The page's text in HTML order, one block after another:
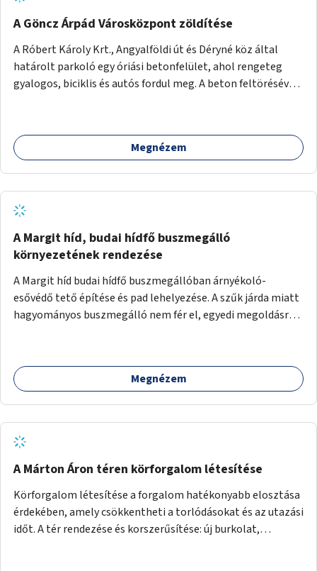
A Göncz Árpád Városközpont zöldítése
A Róbert Károly Krt., Angyalföldi út és Déryné köz által
határolt parkoló egy óriási betonfelület, ahol rengeteg
gyalogos, biciklis és autós fordul meg. A beton feltörésével,
menti járda és a parkoló közé kellene egy zöld sáv,
virágágyásokkal a meglévő fák alá, a lakóépület felőli két
Megnézem
A Margit híd, budai hídfő buszmegálló
környezetének rendezése
A Margit híd budai hídfő buszmegállóban árnyékoló-
esővédő tető építése és pad lehelyezése. A szűk járda miatt
hagyományos buszmegálló nem fér el, egyedi megoldásra
Megnézem
A Márton Áron téren körforgalom létesítése
Körforgalom létesítése a forgalom hatékonyabb elosztása
érdekében, amely csökkentheti a torlódásokat és az utazási
időt. A tér rendezése és korszerűsítése: új burkolat,